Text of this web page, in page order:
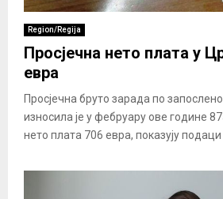
Region/Regija
Просјечна нето плата у
евра
Просјечна бруто зарада по
износила је у фебруару ове године
нето плата 706 евра, показују подаци